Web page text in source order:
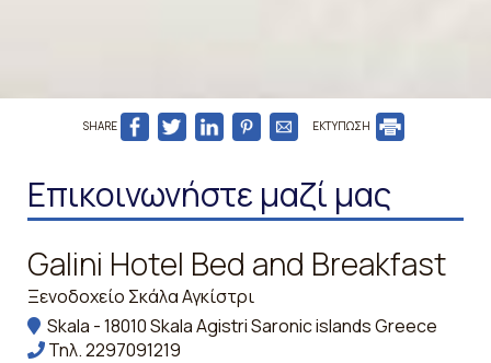
SHARE ΕΚΤΥΠΩΣΗ
Επικοινωνήστε μαζί μας
Galini Hotel Bed and Breakfast
Ξενοδοχείο Σκάλα Αγκίστρι
Skala - 18010 Skala Agistri Saronic islands Greece
Τηλ.2297091219